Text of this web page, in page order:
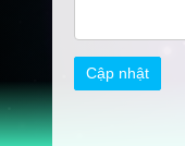
Cập nhật